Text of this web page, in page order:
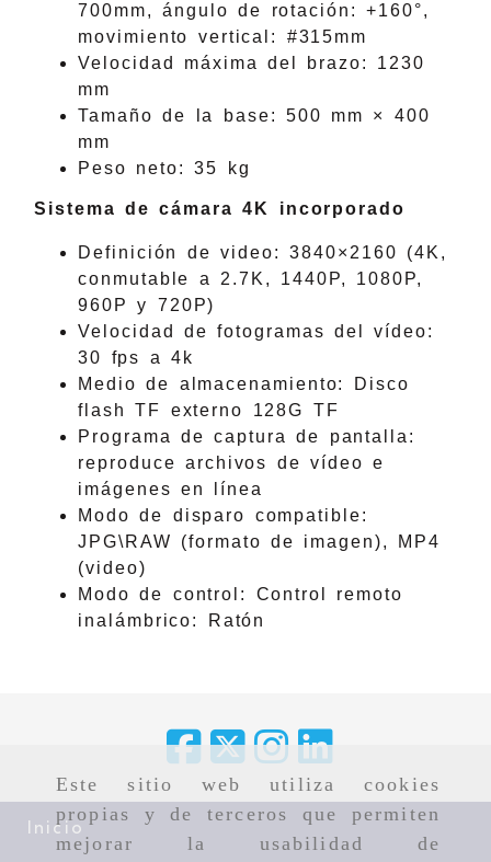
Este sitio web utiliza cookies
propias y de terceros que permiten
mejorar la usabilidad de
700mm, ángulo de rotación: +160°,
movimiento vertical: #315mm
Velocidad máxima del brazo: 1230
mm
Tamaño de la base: 500 mm × 400
mm
Peso neto: 35 kg
Sistema de cámara 4K incorporado
Definición de video: 3840×2160 (4K,
conmutable a 2.7K, 1440P, 1080P,
960P y 720P)
Velocidad de fotogramas del vídeo:
30 fps a 4k
Medio de almacenamiento: Disco
flash TF externo 128G TF
Programa de captura de pantalla:
reproduce archivos de vídeo e
imágenes en línea
Modo de disparo compatible:
JPG\RAW (formato de imagen), MP4
(video)
Modo de control: Control remoto
inalámbrico: Ratón
Inicio